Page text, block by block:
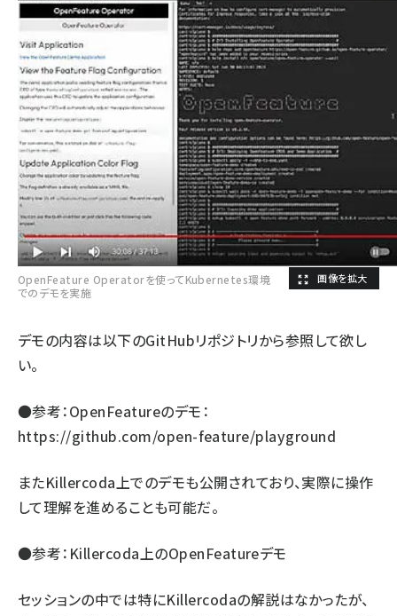
OpenFeature Operatorを使ってKubernetes環境
でのデモを実施
デモの内容は以下のGitHubリポジトリから参照して欲し
い。
●参考：OpenFeatureのデモ：
https://github.com/open-feature/playground
またKillercoda上でのデモも公開されており、実際に操作
して理解を進めることも可能だ。
●参考： Killercoda上のOpenFeatureデモ
セッションの中では特にKillercodaの解説はなかったが、